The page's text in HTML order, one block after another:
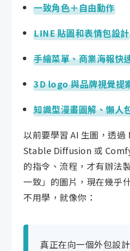
一致角色＋自由動作
LINE 貼圖和表情包設計
手繪菜單、商業海報快
3D logo 與品牌視覺提
知識型漫畫圖解、懶人
以前要學習 AI 生圖，透過
Stable Diffusion 或
的指令、流程，才有辦法
一致」的圖片，現在幾乎
不用學，就像你：
真正在向一個外包設